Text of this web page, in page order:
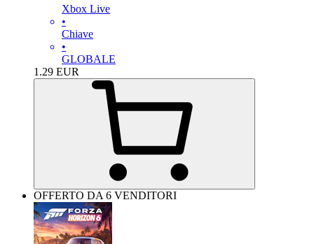
Xbox Live
•
Chiave
•
GLOBALE
1.29 EUR
OFFERTO DA 6 VENDITORI